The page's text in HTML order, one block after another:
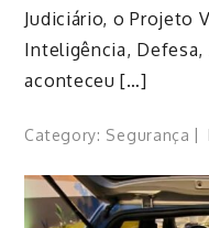
Judiciário, o Projeto
Inteligência, Defesa,
aconteceu […]
Category: Segurança